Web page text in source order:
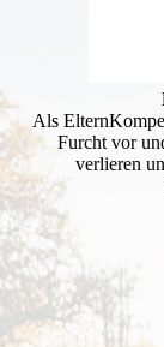
Als
Furcht vor
verlieren